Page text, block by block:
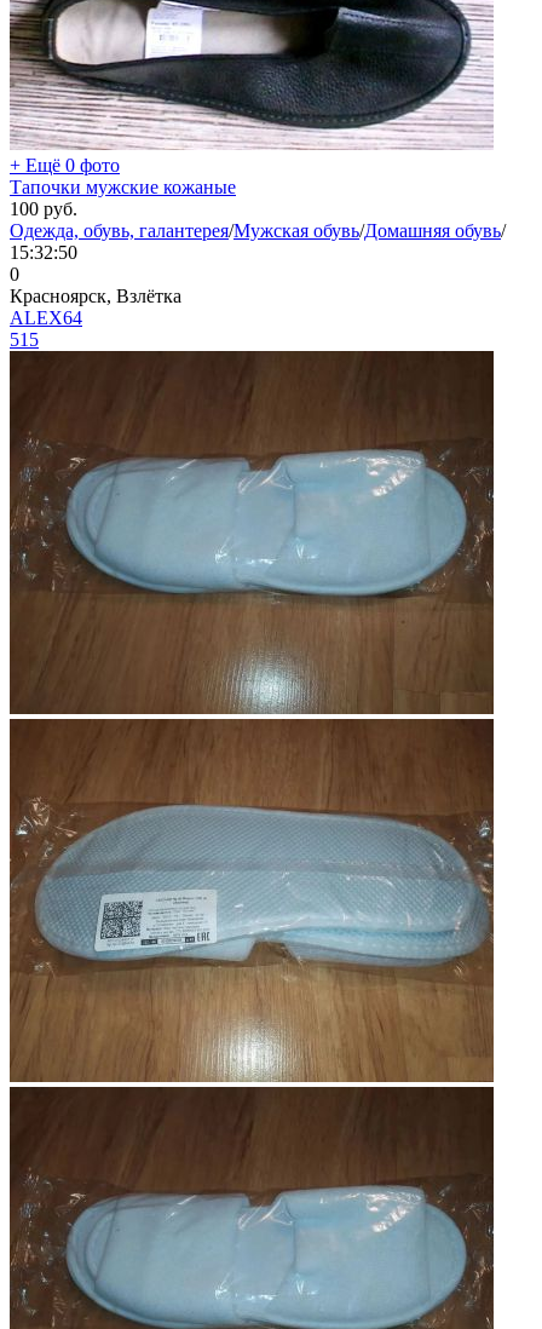
+ Ещё 0 фото
Тапочки мужские кожаные
100 руб.
Одежда, обувь, галантерея/Мужская обувь/Домашняя обувь/
15:32:50
0
Красноярск, Взлётка
ALEX64
515